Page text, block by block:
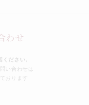
わせ
ださい。
い合わせは
おります